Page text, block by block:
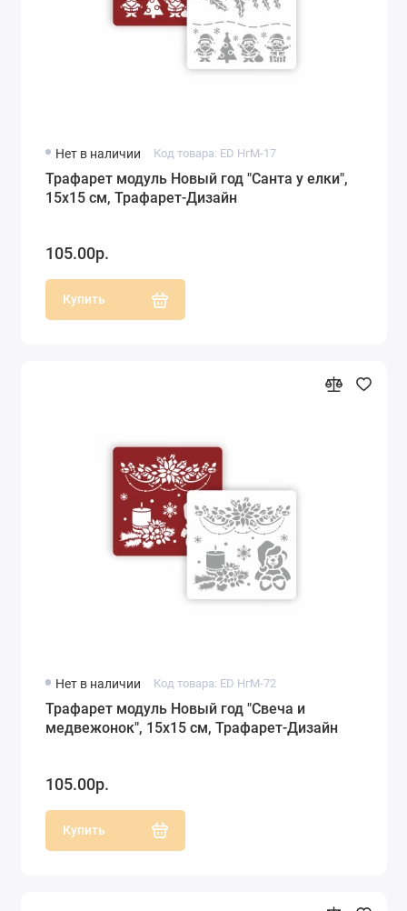
Нет в наличии Код товара: ED НгМ-17
Трафарет модуль Новый год "Санта у елки",
15х15 см, Трафарет-Дизайн
105.00р.
Купить
Нет в наличии Код товара: ED НгМ-72
Трафарет модуль Новый год "Свеча и
медвежонок", 15х15 см, Трафарет-Дизайн
105.00р.
Купить